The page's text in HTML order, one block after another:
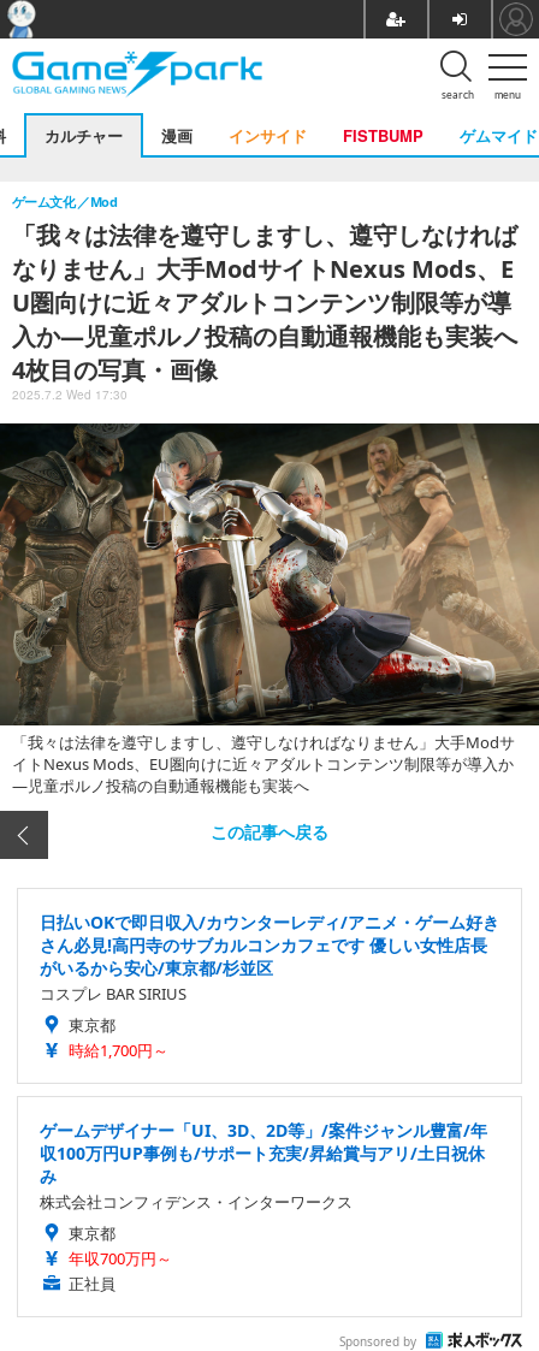
menu
search
カルチャー 漫画 インサイド FISTBUMP ゲムマイド
「我々は法律を遵守しますし、遵守しなければ
なりません」大手ModサイトNexus Mods、E
U圏向けに近々アダルトコンテンツ制限等が導
入か―児童ポルノ投稿の自動通報機能も実装へ
4枚目の写真・画像
ゲーム文化 Mod
2025.7.2 Wed 17:30
「我々は法律を遵守しますし、遵守しなければなりません」大手Modサ
イトNexus Mods、EU圏向けに近々アダルトコンテンツ制限等が導入か
―児童ポルノ投稿の自動通報機能も実装へ
この記事へ戻る
日払いOKで即日収入/カウンターレディ/アニメ・ゲーム好き
さん必見!高円寺のサブカルコンカフェです 優しい女性店長
がいるから安心/東京都/杉並区
コスプレ BAR SIRIUS
東京都
時給1,700円～
ゲームデザイナー「UI、3D、2D等」/案件ジャンル豊富/年
収100万円UP事例も/サポート充実/昇給賞与アリ/土日祝休
み
株式会社コンフィデンス・インターワークス
東京都
年収700万円～
正社員
Sponsored by